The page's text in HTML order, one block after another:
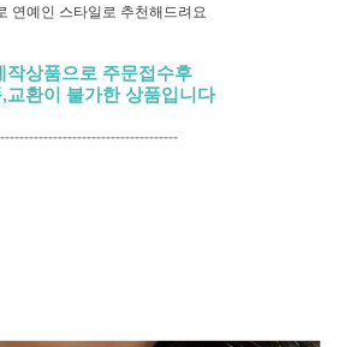
연예인 스타일로 추천해드려요
작상품으로 주문접수후
교환이 불가한 상품입니다